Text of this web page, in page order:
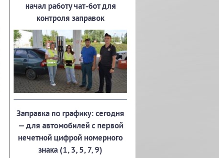
начал работу чат‑бот для
контроля заправок
Заправка по графику: сегодня
— для автомобилей с первой
нечетной цифрой номерного
знака (1, 3, 5, 7, 9)